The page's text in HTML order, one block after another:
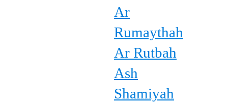
Ar
Rumaythah
Ar Rutbah
Ash
Shamiyah